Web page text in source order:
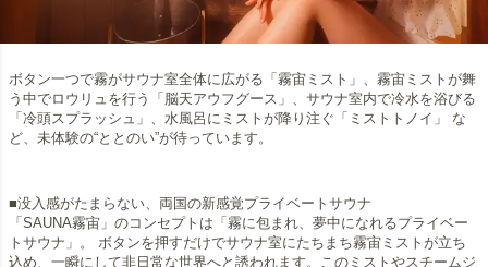
ボタン一つで霧がサウナ室全体に広がる「霧宙ミスト」、霧宙ミストが舞
う中でロウリュを行う「脳天アウフグース」、サウナ室内で冷水を浴びる
「冷頭スプラッシュ」、水風呂にミストが降り注ぐ「ミストトノイ」 な
ど、未体験の“ととのい”が待っています。
■没入感がたまらない、両国の新感覚プライベートサウナ
「SAUNA霧宙」のコンセプトは「霧に包まれ、夢中になれるプライベー
トサウナ」。 ボタンを押すだけでサウナ室にたちまち霧宙ミストが立ち
込め、一瞬にして非日常な世界へと誘われます。このミストやスチームジ